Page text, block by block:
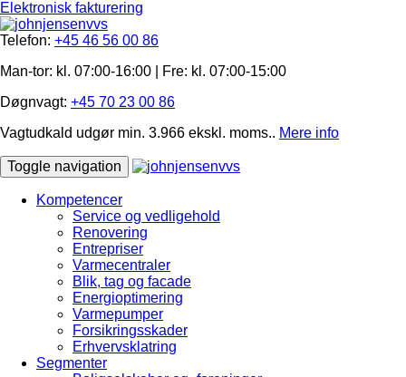
Elektronisk fakturering
Telefon: +45 46 56 00 86
Man-tor: kl. 07:00-16:00 | Fre: ​kl. 07:00-15​:00
Døgnvagt: +45 70 23 00 86
Vagtudkald udgør min. 3.966 ekskl. moms.. Mere info
Toggle navigation
Kompetencer
Service og vedligehold
Renovering
Entrepriser
Varmecentraler
Blik, tag og facade
Energioptimering
Varmepumper
Forsikringsskader
Erhvervsklatring
Segmenter